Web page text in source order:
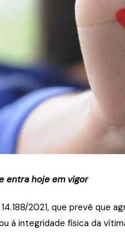
entra hoje em vigor
2021, que prevê
à integridade física da